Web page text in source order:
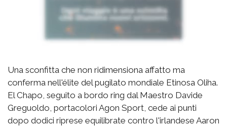
Una sconfitta che non ridimensiona affatto ma
conferma nell'élite del pugilato mondiale Etinosa Oliha.
El Chapo, seguito a bordo ring dal Maestro Davide
Greguoldo, portacolori Agon Sport, cede ai punti
dopo dodici riprese equilibrate contro l'irlandese Aaron